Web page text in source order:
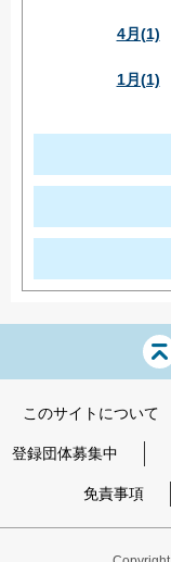
4月(1)
1月(1)
このサイトについて
登録団体募集中
免責事項